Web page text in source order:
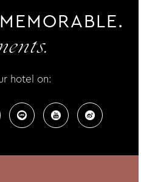
MEMORABLE.
hotel on: